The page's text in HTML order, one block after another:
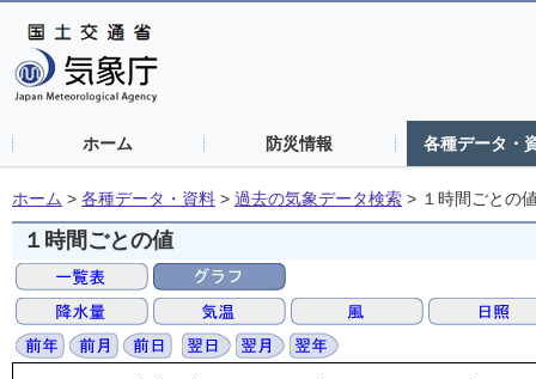
ホーム 防災情報 各種データ・
ホーム > 各種データ・資料 > 過去の気象データ検索 > １時間ごとの
１時間ごとの値